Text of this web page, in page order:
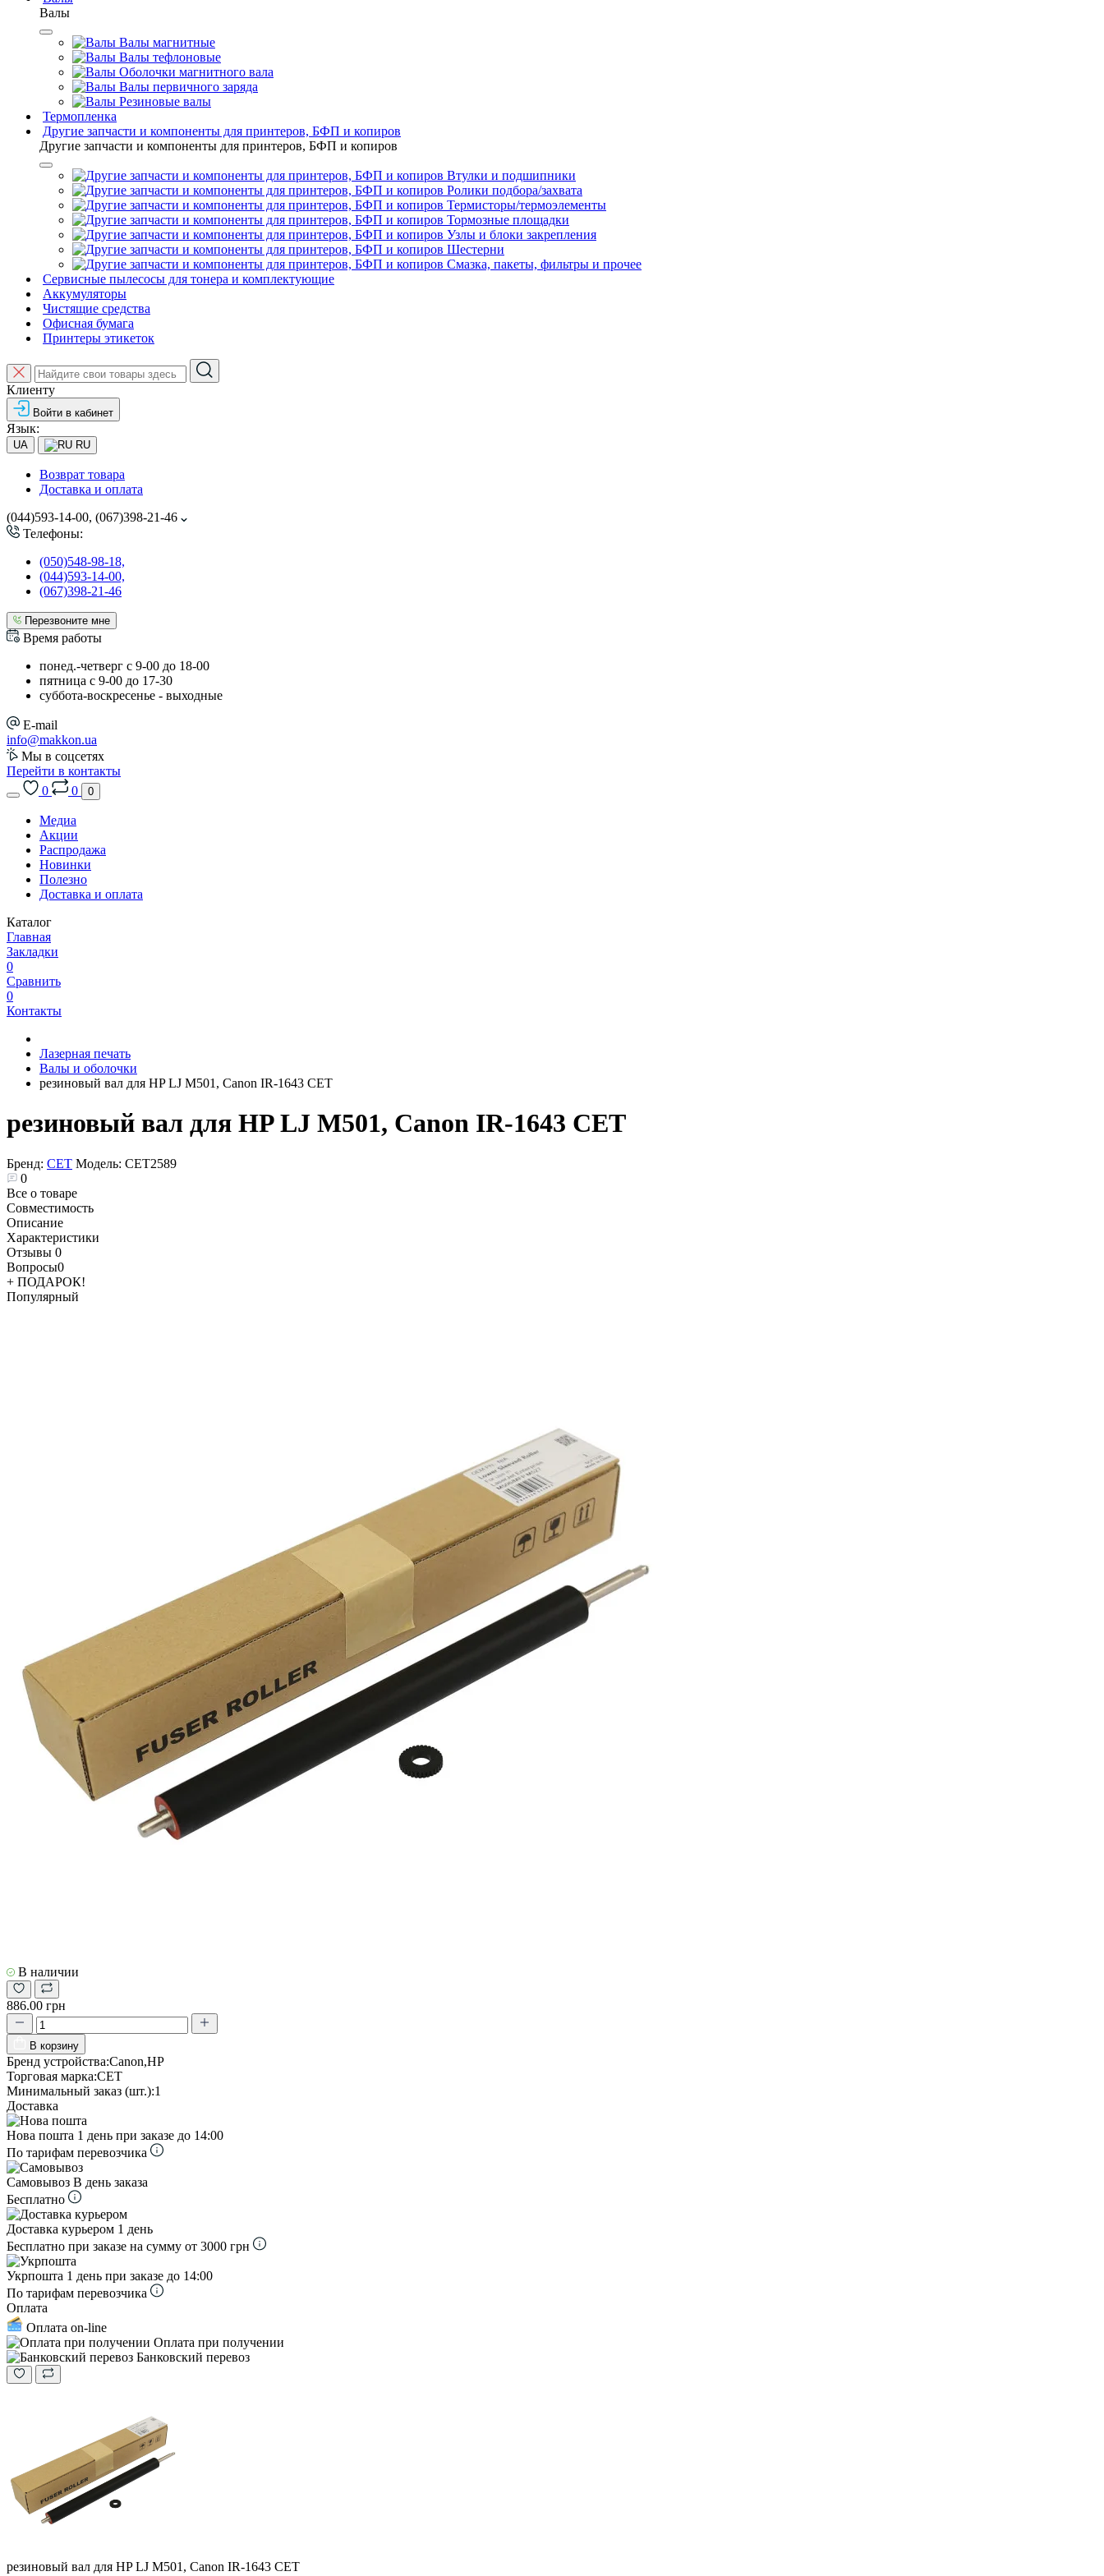
Валы
Валы магнитные
Валы тефлоновые
Оболочки магнитного вала
Валы первичного заряда
Резиновые валы
Термопленка
Другие запчасти и компоненты для принтеров, БФП и копиров
Другие запчасти и компоненты для принтеров, БФП и копиров
Втулки и подшипники
Ролики подбора/захвата
Термисторы/термоэлементы
Тормозные площадки
Узлы и блоки закрепления
Шестерни
Смазка, пакеты, фильтры и прочее
Сервисные пылесосы для тонера и комплектующие
Аккумуляторы
Чистящие средства
Офисная бумага
Принтеры этикеток
Клиенту
Войти в кабинет
Язык:
UA RU
Возврат товара
Доставка и оплата
(044)593-14-00, (067)398-21-46
Телефоны:
(050)548-98-18,
(044)593-14-00,
(067)398-21-46
Перезвоните мне
Время работы
понед.-четверг с 9-00 до 18-00
пятница с 9-00 до 17-30
cуббота-воскресенье - выходные
E-mail
info@makkon.ua
Мы в соцсетях
Перейти в контакты
0
0 0
Медиа
Акции
Распродажа
Новинки
Полезно
Доставка и оплата
Каталог
Главная
Закладки
0
Сравнить
0
Контакты
Лазерная печать
Валы и оболочки
резиновый вал для HP LJ M501, Canon IR-1643 CET
резиновый вал для HP LJ M501, Canon IR-1643 CET
Бренд: CET Модель: CET2589
0
Все о товаре
Совместимость
Описание
Характеристики
Отзывы 0
Вопросы0
+ ПОДАРОК!
Популярный
В наличии
886.00 грн
В корзину
Бренд устройства:Canon,HP
Торговая марка:CET
Минимальный заказ (шт.):1
Доставка
Нова пошта 1 день при заказе до 14:00
По тарифам перевозчика
Самовывоз В день заказа
Бесплатно
Доставка курьером 1 день
Бесплатно при заказе на сумму от 3000 грн
Укрпошта 1 день при заказе до 14:00
По тарифам перевозчика
Оплата
Оплата on-line
Оплата при получении
Банковский перевоз
резиновый вал для HP LJ M501, Canon IR-1643 CET